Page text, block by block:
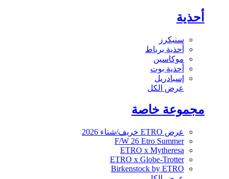
أحذية
سنيكرز
أحذية برباط
موكاسين
أحذية بوت
إسبادريل
عرض الكل
مجموعة خاصة
عرض ETRO خريف/شتاء 2026
F/W 26 Etro Summer
ETRO x Mytheresa
ETRO x Globe-Trotter
Birkenstock by ETRO